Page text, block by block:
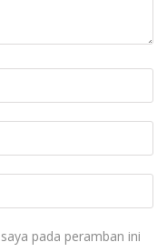
pada peramban ini